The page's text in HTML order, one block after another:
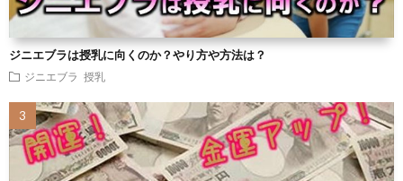
ジニエブラは授乳に向くのか？やり方や方法は？
ジニエブラ 授乳